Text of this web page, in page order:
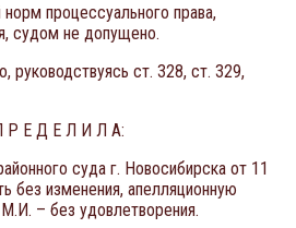
процессуального права,
судом не допущено.
руководствуясь ст. 328, ст. 329,
Р Е Д Е Л И Л А:
суда г. Новосибирска от 11
без изменения, апелляционную
– без удовлетворения.